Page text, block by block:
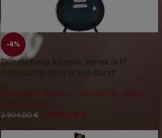
-4%
Duesenberg Alliance Series Jeff
DaRosa Catalina Green Burst
Gitarren & Bässe E-Gitarren 6 - saitig
Professionals
2.904,00€ 2.800,00 €